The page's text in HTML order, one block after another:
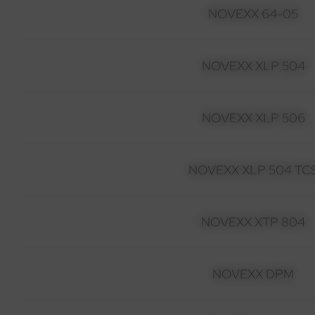
NOVEXX 64-05
NOVEXX XLP 504
NOVEXX XLP 506
NOVEXX XLP 504
NOVEXX XTP 804
NOVEXX DPM